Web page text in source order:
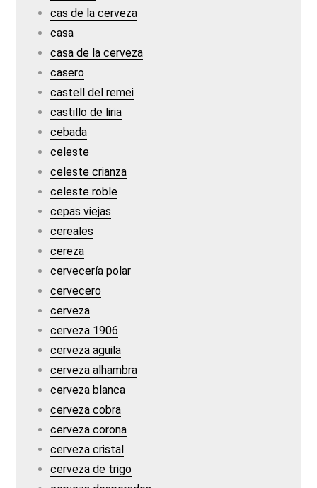
cas de la cerveza
casa
casa de la cerveza
casero
castell del remei
castillo de liria
cebada
celeste
celeste crianza
celeste roble
cepas viejas
cereales
cereza
cervecería polar
cervecero
cerveza
cerveza 1906
cerveza aguila
cerveza alhambra
cerveza blanca
cerveza cobra
cerveza corona
cerveza cristal
cerveza de trigo